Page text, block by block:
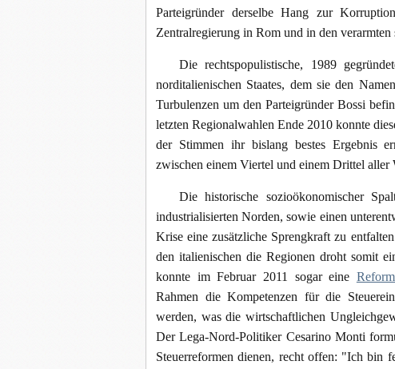
Parteigründer derselbe Hang zur
Zentralregierung in Rom und in den
Die rechtspopulistische, 1989
norditalienischen Staates, dem sie den
Turbulenzen um den Parteigründer Bossi
letzten Regionalwahlen Ende 2010 konnte
der Stimmen ihr bislang bestes Ergebnis
zwischen einem Viertel und einem Drittel
Die historische sozioökonomischer
industrialisierten Norden, sowie einen
Krise eine zusätzliche Sprengkraft zu
den italienischen die Regionen droht somit
konnte im Februar 2011 sogar eine
Rahmen die Kompetenzen für die
werden, was die wirtschaftlichen
Der Lega-Nord-Politiker Cesarino Monti
Steuerreformen dienen, recht offen: "Ich bin